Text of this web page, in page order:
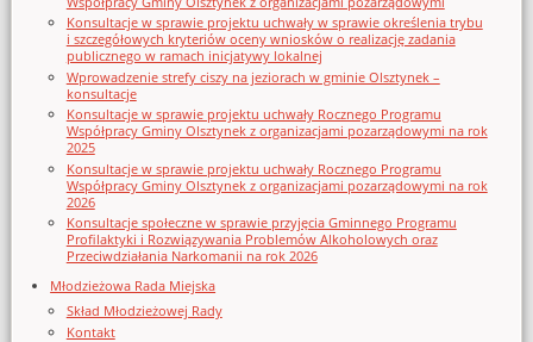
Konsultacje w sprawie projektu uchwały w sprawie określenia trybu
i szczegółowych kryteriów oceny wniosków o realizację zadania
publicznego w ramach inicjatywy lokalnej
Wprowadzenie strefy ciszy na jeziorach w gminie Olsztynek –
konsultacje
Konsultacje w sprawie projektu uchwały Rocznego Programu
Współpracy Gminy Olsztynek z organizacjami pozarządowymi na rok
2025
Konsultacje w sprawie projektu uchwały Rocznego Programu
Współpracy Gminy Olsztynek z organizacjami pozarządowymi na rok
2026
Konsultacje społeczne w sprawie przyjęcia Gminnego Programu
Profilaktyki i Rozwiązywania Problemów Alkoholowych oraz
Przeciwdziałania Narkomanii na rok 2026
Młodzieżowa Rada Miejska
Skład Młodzieżowej Rady
Kontakt